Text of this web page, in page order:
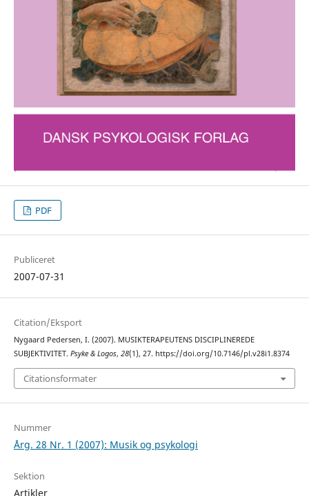
PDF
Publiceret
2007-07-31
Citation/Eksport
Nygaard Pedersen, I. (2007). MUSIKTERAPEUTENS DISCIPLINEREDE
SUBJEKTIVITET. Psyke & Logos, 28(1), 27. https://doi.org/10.7146/pl.v28i1.8374
Citationsformater
Nummer
Årg. 28 Nr. 1 (2007): Musik og psykologi
Sektion
Artikler